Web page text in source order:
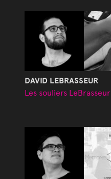
DAVID LEBRASSEUR
Les souliers LeBrasseur